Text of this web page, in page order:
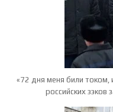
«72 дня меня били током,
российских